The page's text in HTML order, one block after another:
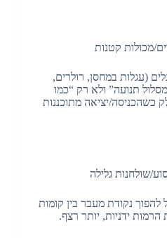
(עגלות במחסן, רולרים,
תנועה” ולא רק “כמו
כשהכניסה/יציאה מתוכננות
להפוך נקודת מעבר בין קומות
ידניות, יותר רצף.